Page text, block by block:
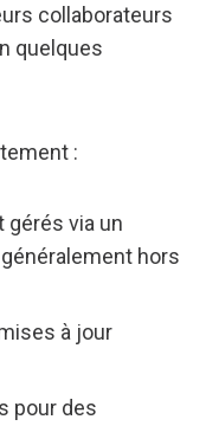
collaborateurs
quelques
:
gérés via un
généralement hors
à jour
pour des